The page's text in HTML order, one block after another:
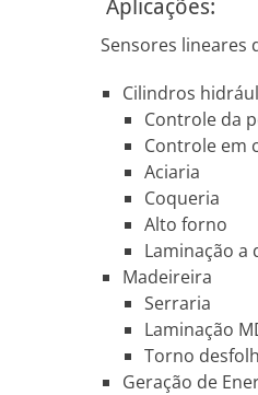
Aplicações:
Sensores lineares
Cilindros
Controle da
Controle em
Aciaria
Coqueria
Alto forno
Laminação a
Madeireira
Serraria
Laminação
Torno
Geração de